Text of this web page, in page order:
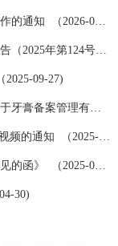
国家药监局关于开展化妆品电子标签试点工作的通知 （2026-01-05)
国家药监局关于牙膏备案管理有关事项的公告（2025年第124号） （2025-12-23)
09-27)
国家药监局综合司公开征求《国家药监局关于牙膏备案管理有关事项的公告（征求意见稿）》意见 （2025-09-26)
关于请广泛宣传“中国口腔新健康行动”科普视频的通知 （2025-09-24)
工信部财务司《关于征求2026年关税调整意见的函》 （2025-05-07)
30)